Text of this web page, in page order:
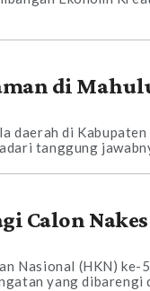
di
daerah di Kabupaten
tanggung
Calon
Nasional (HKN) ke-
yang dibarengi